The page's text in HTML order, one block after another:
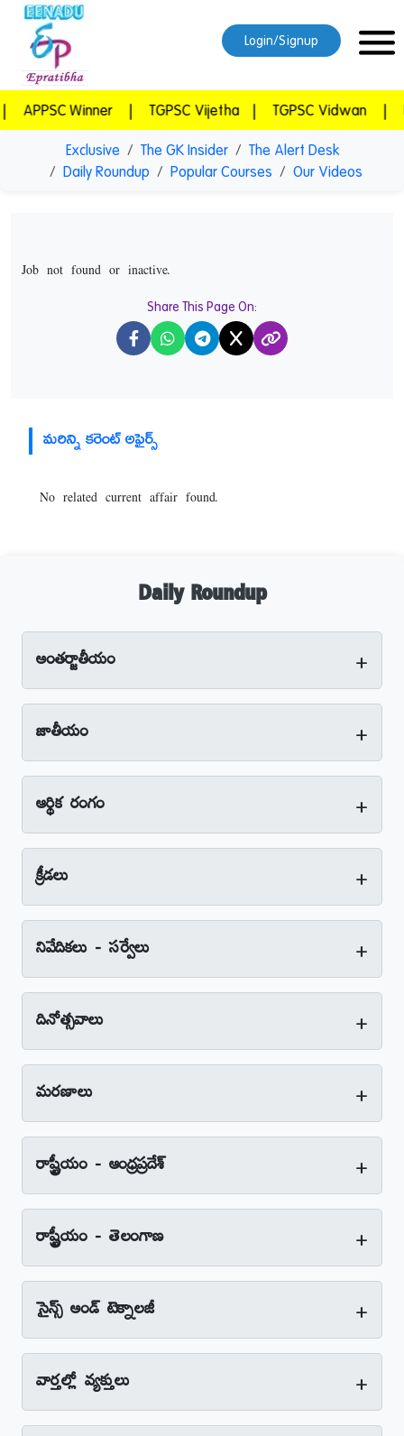
Exclusive The GK Insider
The Alert Desk
Daily Roundup
Popular Courses Our Videos
Job not found or inactive.
Share This Page On:
X
మరిన్ని కరెంట్ అఫైర్స్
No related current affair found.
Daily Roundup
అంతర్జాతీయం +
జాతీయం +
ఆర్థిక రంగం +
క్రీడలు +
నివేదికలు - సర్వేలు +
దినోత్సవాలు +
మరణాలు +
రాష్ట్రీయం - ఆంధ్రప్రదేశ్‌ +
రాష్ట్రీయం - తెలంగాణ +
సైన్స్‌ అండ్‌ టెక్నాలజీ +
వార్తల్లో వ్యక్తులు +
Login/Signup
APPSC Winner | TGPSC Vijetha | TGPSC Vidwan |